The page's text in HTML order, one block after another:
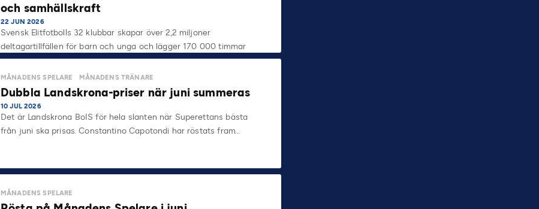
och samhällskraft
22 JUN 2026
Svensk Elitfotbolls 32 klubbar skapar över 2,2 miljoner
deltagartillfällen för barn och unga och lägger 170 000 timmar
på…
MÅNADENS SPELARE MÅNADENS TRÄNARE
Dubbla Landskrona-priser när juni summeras
10 JUL 2026
Det är Landskrona BoIS för hela slanten när Superettans bästa
från juni ska prisas. Constantino Capotondi har röstats fram…
MÅNADENS SPELARE